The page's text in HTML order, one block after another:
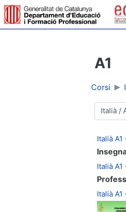
Vai al contenuto principale
A1
Corsi
Italià
Italià
Italià